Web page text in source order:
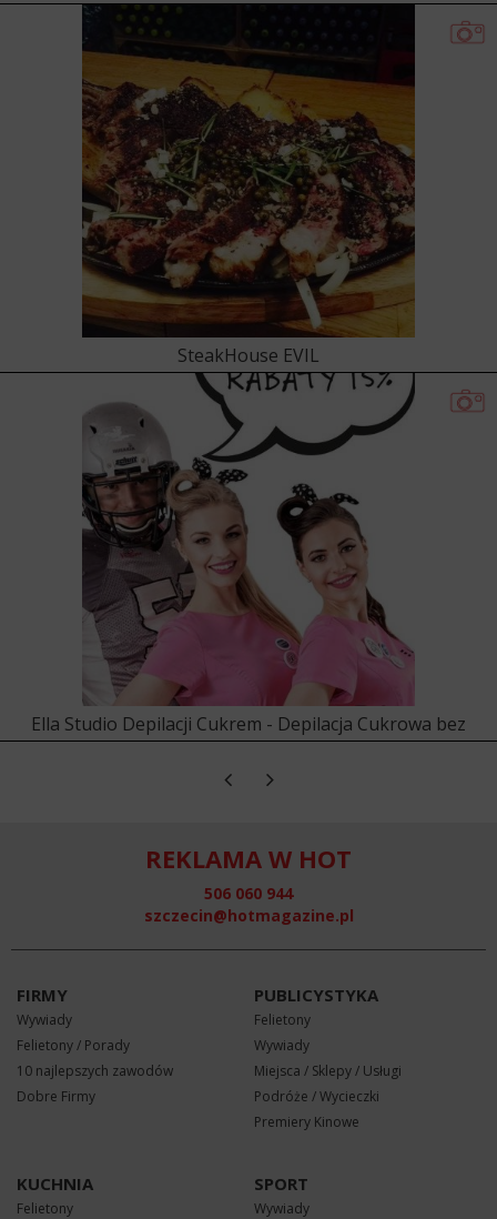
SteakHouse EVIL
Ella Studio Depilacji Cukrem - Depilacja Cukrowa bez
REKLAMA W HOT
506 060 944
szczecin@hotmagazine.pl
FIRMY
Wywiady
Felietony / Porady
10 najlepszych zawodów
Dobre Firmy
PUBLICYSTYKA
Felietony
Wywiady
Miejsca / Sklepy / Usługi
Podróże / Wycieczki
Premiery Kinowe
KUCHNIA
Felietony
SPORT
Wywiady